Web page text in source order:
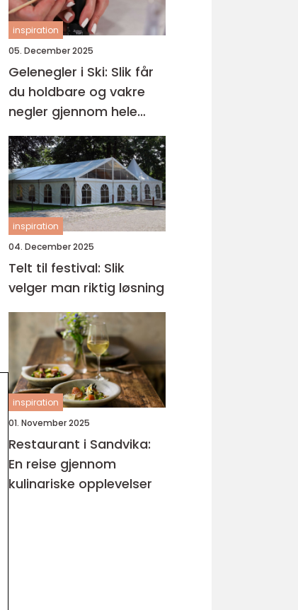
inspiration
05. December 2025
Gelenegler i Ski: Slik får
du holdbare og vakre
negler gjennom hele
året
inspiration
04. December 2025
Telt til festival: Slik
velger man riktig løsning
inspiration
01. November 2025
Restaurant i Sandvika:
En reise gjennom
kulinariske opplevelser